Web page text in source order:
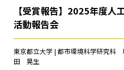
【受賞報告】2025年度人
活動報告会
東京都立大学 | 都市環境科学研究
田 晃生